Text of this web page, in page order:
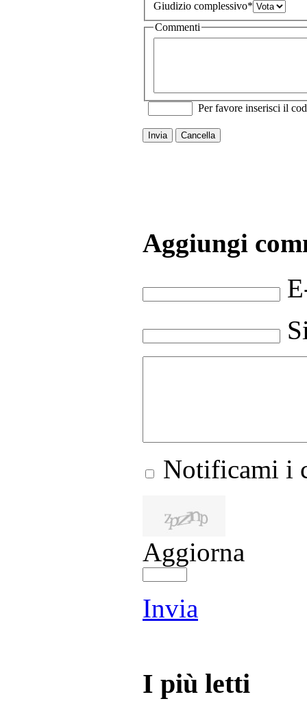
Giudizio complessivo*
Commenti
Per favore inserisci il
Invia Cancella
Aggiungi
Notificami i
Aggiorna
Invia
I più letti